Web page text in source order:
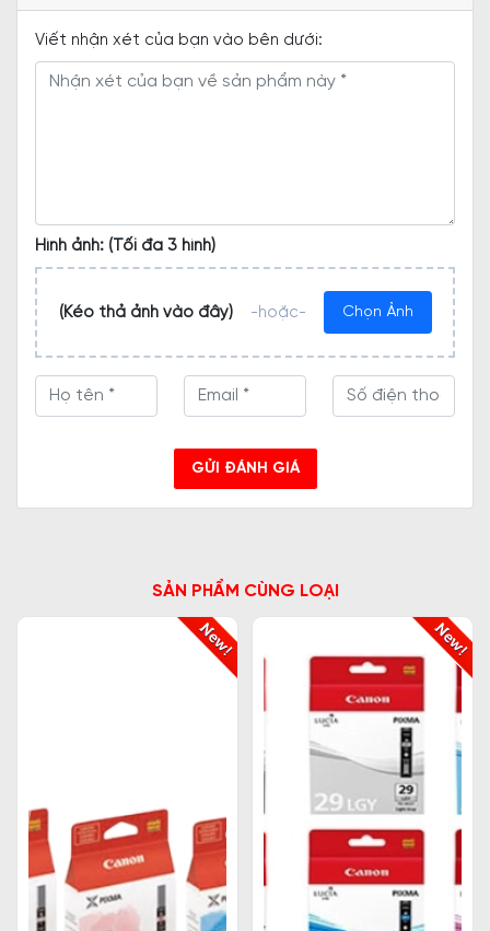
Viết nhận xét của bạn vào bên dưới:
Hình ảnh: (Tối đa 3 hình)
(Kéo thả ảnh vào đây) -hoặc- Chọn Ảnh
GỬI ĐÁNH GIÁ
SẢN PHẨM CÙNG LOẠI